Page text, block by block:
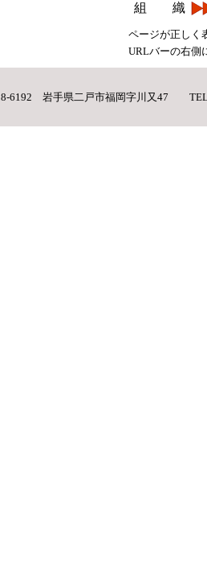
組 織
ページが正しく
URLバーの右側
岩手県二戸市福岡字川又47